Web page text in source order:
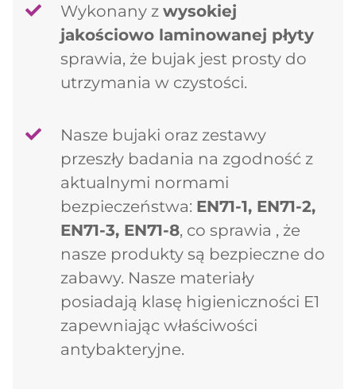
Wykonany z wysokiej
jakościowo laminowanej płyty
sprawia, że bujak jest prosty do
utrzymania w czystości.
Nasze bujaki oraz zestawy
przeszły badania na zgodność z
aktualnymi normami
bezpieczeństwa: EN71-1, EN71-2,
EN71-3, EN71-8, co sprawia , że
nasze produkty są bezpieczne do
zabawy. Nasze materiały
posiadają klasę higieniczności E1
zapewniając właściwości
antybakteryjne.
Dodano do koszyka